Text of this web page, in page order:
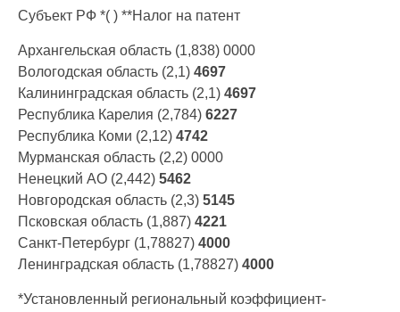
Субъект РФ *( ) **Налог на патент
Архангельская область (1,838) 0000
Вологодская область (2,1) 4697
Калининградская область (2,1) 4697
Республика Карелия (2,784) 6227
Республика Коми (2,12) 4742
Мурманская область (2,2) 0000
Ненецкий АО (2,442) 5462
Новгородская область (2,3) 5145
Псковская область (1,887) 4221
Санкт-Петербург (1,78827) 4000
Ленинградская область (1,78827) 4000
*Установленный региональный коэффициент-